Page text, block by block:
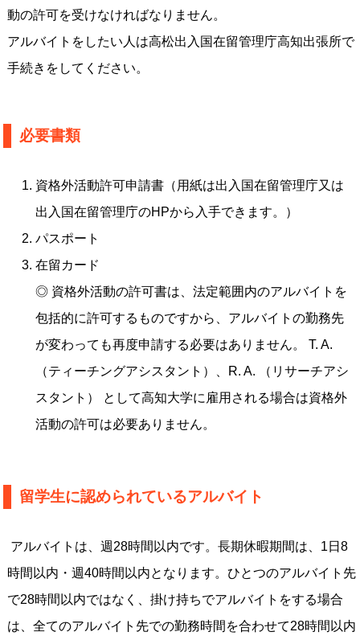
動の許可を受けなければなりません。
アルバイトをしたい人は高松出入国在留管理庁高知出張所で
手続きをしてください。
必要書類
資格外活動許可申請書（用紙は出入国在留管理庁又は
出入国在留管理庁のHPから入手できます。）
パスポート
在留カード
◎ 資格外活動の許可書は、法定範囲内のアルバイトを
包括的に許可するものですから、アルバイトの勤務先
が変わっても再度申請する必要はありません。 T. A.
（ティーチングアシスタント）、R. A. （リサーチアシ
スタント） として高知大学に雇用される場合は資格外
活動の許可は必要ありません。
留学生に認められているアルバイト
アルバイトは、週28時間以内です。長期休暇期間は、1日8
時間以内・週40時間以内となります。ひとつのアルバイト先
で28時間以内ではなく、掛け持ちでアルバイトをする場合
は、全てのアルバイト先での勤務時間を合わせて28時間以内